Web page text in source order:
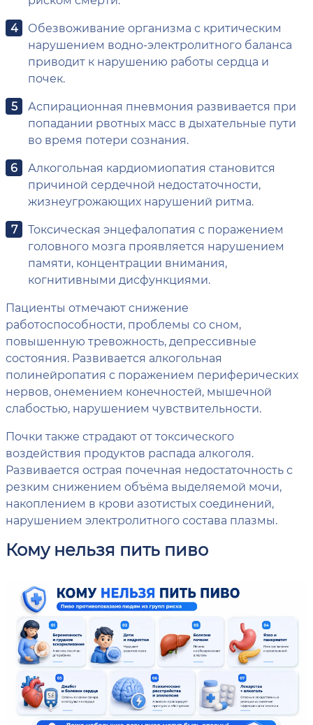
Обезвоживание организма с критическим
нарушением водно-электролитного баланса
приводит к нарушению работы сердца и
почек.
Аспирационная пневмония развивается при
попадании рвотных масс в дыхательные пути
во время потери сознания.
Алкогольная кардиомиопатия становится
причиной сердечной недостаточности,
жизнеугрожающих нарушений ритма.
Токсическая энцефалопатия с поражением
головного мозга проявляется нарушением
памяти, концентрации внимания,
когнитивными дисфункциями.
Пациенты отмечают снижение
работоспособности, проблемы со сном,
повышенную тревожность, депрессивные
состояния. Развивается алкогольная
полинейропатия с поражением периферических
нервов, онемением конечностей, мышечной
слабостью, нарушением чувствительности.
Почки также страдают от токсического
воздействия продуктов распада алкоголя.
Развивается острая почечная недостаточность с
резким снижением объёма выделяемой мочи,
накоплением в крови азотистых соединений,
нарушением электролитного состава плазмы.
Кому нельзя пить пиво